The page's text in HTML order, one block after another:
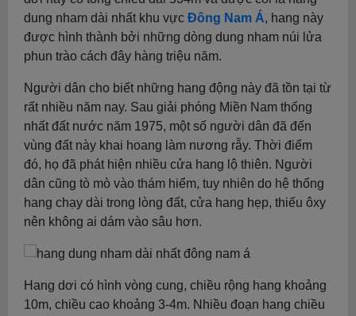
dung nham dài nhất khu vực Đông Nam Á, hang này
được hình thành bởi những dòng dung nham núi lửa
phun trào cách đây hàng triệu năm.
Người dân cho biết những hang động này đã tồn tại từ
rất nhiều năm nay. Sau giải phóng Miền Nam thống
nhất đất nước năm 1975, một số người dân đã đến
vùng đất này khai hoang làm nương rẫy. Thời điểm
đó, họ đã phát hiện nhiều cửa hang lộ thiên. Người
dân cũng tò mò vào thám hiểm, tuy nhiên do hệ thống
hang chạy dài trong lòng đất, cửa hang hẹp, thiếu ôxy
nên không ai dám vào sâu hơn.
Hang dơi có hình vòng cung, chiều rộng hang khoảng
10m, chiều cao khoảng 3-4m. Nhiều đoạn hang chiều